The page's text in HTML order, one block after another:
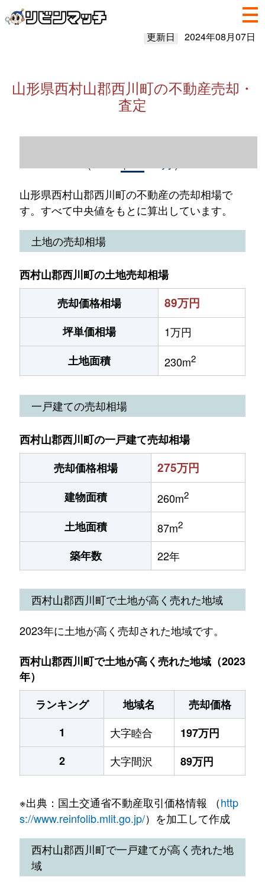
更新日 2024年08月07日
山形県西村山郡西川町の不動産売却・
査定
山形県西村山郡西川町の不動産の売却相場で
す。すべて中央値をもとに算出しています。
土地の売却相場
西村山郡西川町の土地売却相場
売却価格相場
89万円
坪単価相場
1万円
土地面積
230m2
一戸建ての売却相場
西村山郡西川町の一戸建て売却相場
売却価格相場
275万円
建物面積 260m2
土地面積 87m2
築年数 22年
西村山郡西川町で土地が高く売れた地域
2023年に土地が高く売却された地域です。
西村山郡西川町で土地が高く売れた地域（2023
年）
ランキング
地域名
売却価格
1
大字睦合
197万円
2
大字間沢 89万円
※出典：国土交通省不動産取引価格情報 （http
s://www.reinfolib.mlit.go.jp/）を加工して作成
西村山郡西川町で一戸建てが高く売れた地
域